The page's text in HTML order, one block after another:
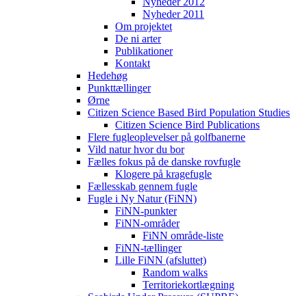
Nyheder 2011
Om projektet
De ni arter
Publikationer
Kontakt
Hedehøg
Punkttællinger
Ørne
Citizen Science Based Bird Population Studies
Citizen Science Bird Publications
Flere fugleoplevelser på golfbanerne
Vild natur hvor du bor
Fælles fokus på de danske rovfugle
Klogere på kragefugle
Fællesskab gennem fugle
Fugle i Ny Natur (FiNN)
FiNN-punkter
FiNN-områder
FiNN område-liste
FiNN-tællinger
Lille FiNN (afsluttet)
Random walks
Territoriekortlægning